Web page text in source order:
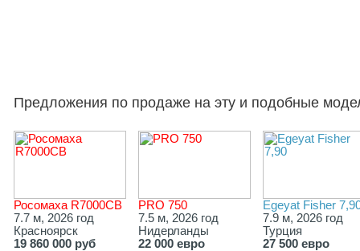
Предложения по продаже на эту и подобные
Росомаха R7000СВ
7.7 м, 2026 год
Красноярск
19 860 000 руб
PRO 750
7.5 м, 2026 год
Нидерланды
22 000 евро
Egeyat Fisher
7.9 м, 2026 год
Турция
27 500 евро